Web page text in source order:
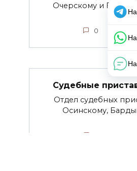
Очерскому и
0 3.9к.
Судебные
Отдел судебных
Осинскому,